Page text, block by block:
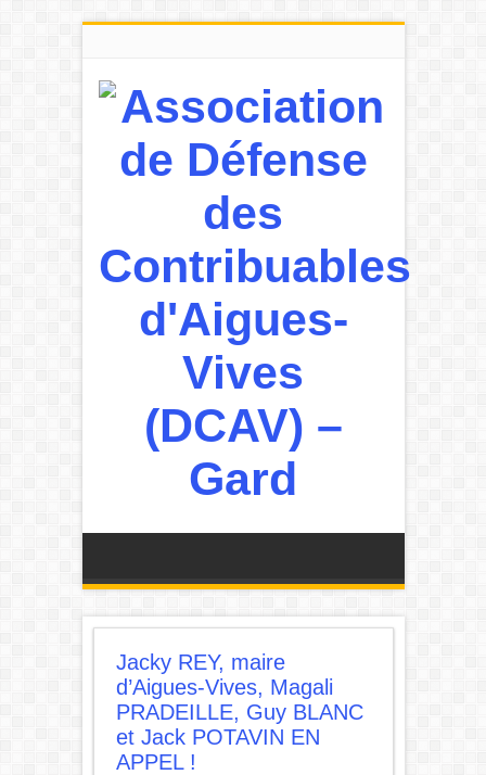
Jacky REY, maire
d’Aigues-Vives, Magali
PRADEILLE, Guy BLANC
et Jack POTAVIN EN
APPEL !